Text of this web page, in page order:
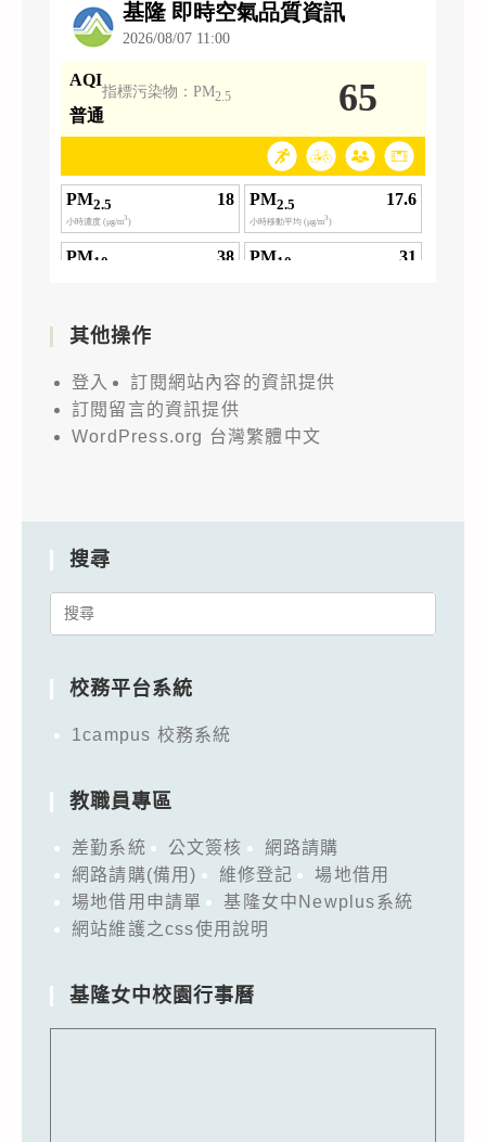
其他操作
登入
訂閱網站內容的資訊提供
訂閱留言的資訊提供
WordPress.org 台灣繁體中文
搜尋
Search
校務平台系統
1campus 校務系統
教職員專區
差勤系統 公文簽核
網路請購
網路請購(備用)
維修登記
場地借用
場地借用申請單
基隆女中Newplus系統
網站維護之css使用說明
基隆女中校園行事曆